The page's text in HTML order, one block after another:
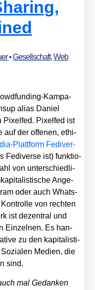
•Gesellschaft,Web
Kam­pa­
ali­as Dani­el
Pixel­fed. Pixel­fed ist
auf der offe­nen, ethi­
Platt­form Fedi­ver­
Fedi­ver­se ist) funk­tio­
von unter­schied­li­
Ange­
oder auch Whats­
von rech­ten
ist dezen­tral und
Ein­zel­nen. Es han­
zu den kapi­ta­lis­ti­
Medi­en, die
sind.
mal Gedan­ken